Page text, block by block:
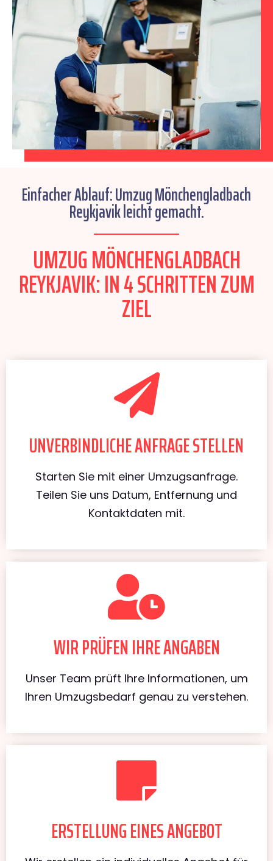
Einfacher Ablauf: Umzug Mönchengladbach
Reykjavik leicht gemacht.
UMZUG MÖNCHENGLADBACH
REYKJAVIK: IN 4 SCHRITTEN ZUM
ZIEL
UNVERBINDLICHE ANFRAGE STELLEN
Starten Sie mit einer Umzugsanfrage.
Teilen Sie uns Datum, Entfernung und
Kontaktdaten mit.
WIR PRÜFEN IHRE ANGABEN
Unser Team prüft Ihre Informationen, um
Ihren Umzugsbedarf genau zu verstehen.
ERSTELLUNG EINES ANGEBOT